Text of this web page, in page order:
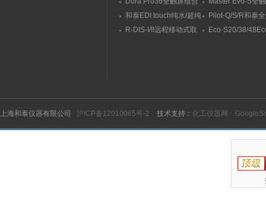
触屏智能型超纯水系统
式超纯水系统
流量纯水/超纯水
和泰EDI touch纯水/超纯
水机
Pilot-Q/S/R和泰
纯水/超纯水机
R-DIS-I/II远程移动式取
Eco-S20/38/
上海和泰仪器有限公司 沪ICP备12010065号-2 技术支持： 化工仪器网